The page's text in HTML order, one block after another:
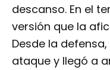
descanso. En el
versión que la
Desde la
ataque y llegó a